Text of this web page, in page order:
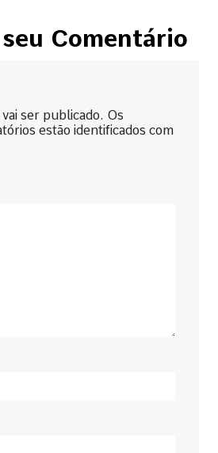
Comentário
ser publicado. Os
estão identificados com